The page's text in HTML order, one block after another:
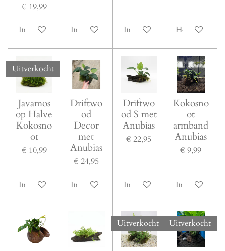
€ 19,99
In winkelwagenIn winkelwagenIn winkelwagenHoud mij op
Uitverkocht
Javamos
op Halve
Kokosno
ot
€ 10,99
In winkelwagen
Driftwo
od
Decor
met
Anubias
€ 24,95
In winkelwagen
Driftwo
od S met
Anubias
€ 22,95
In winkelwagen
Kokosno
ot
armband
Anubias
€ 9,99
In
Uitverkocht Uitverkocht